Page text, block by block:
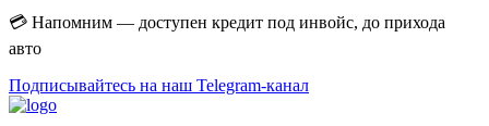
💳 Напомним — доступен кредит под инвойс, до прихода
авто
Подписывайтесь на наш Telegram-канал